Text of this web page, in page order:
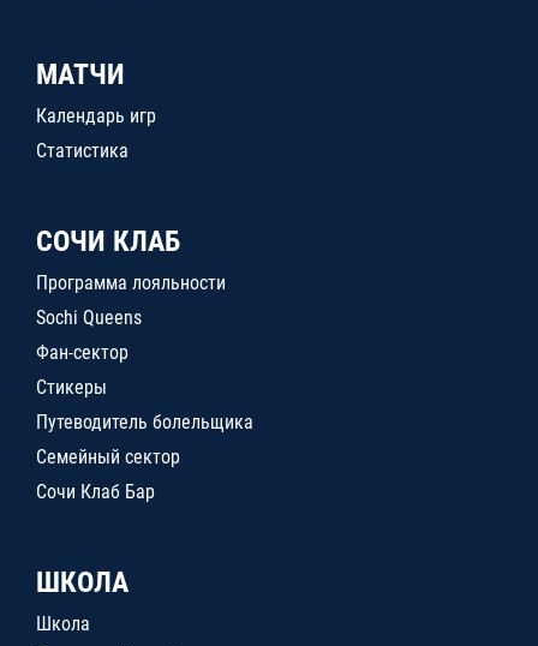
МАТЧИ
Календарь игр
Статистика
СОЧИ КЛАБ
Программа лояльности
Sochi Queens
Фан-сектор
Стикеры
Путеводитель болельщика
Семейный сектор
Сочи Клаб Бар
ШКОЛА
Школа